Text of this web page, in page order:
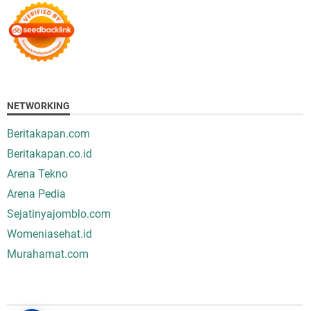
NETWORKING
Beritakapan.com
Beritakapan.co.id
Arena Tekno
Arena Pedia
Sejatinyajomblo.com
Womeniasehat.id
Murahamat.com